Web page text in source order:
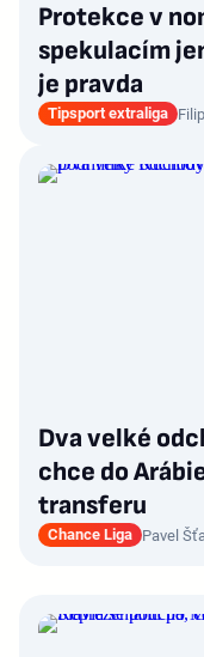
Protekce v
spekulacím
je pravda
Tipsport extraliga
Dva velké
chce do
transferu
Chance Liga Pavel